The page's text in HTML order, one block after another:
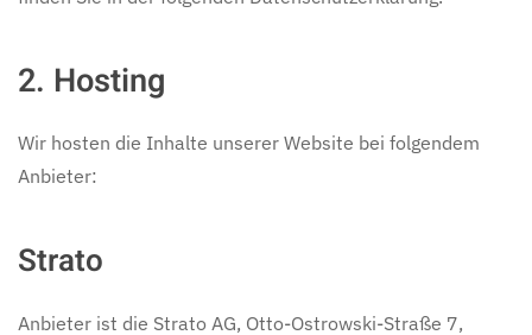
2. Hosting
Wir hosten die Inhalte unserer Website bei folgendem
Anbieter:
Strato
Anbieter ist die Strato AG, Otto-Ostrowski-Straße 7,